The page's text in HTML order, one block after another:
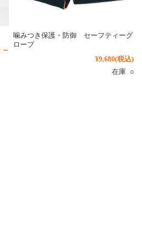
～
噛みつき保護・防御 セーフティーグ
ローブ
¥9,680(税込)
在庫 ○